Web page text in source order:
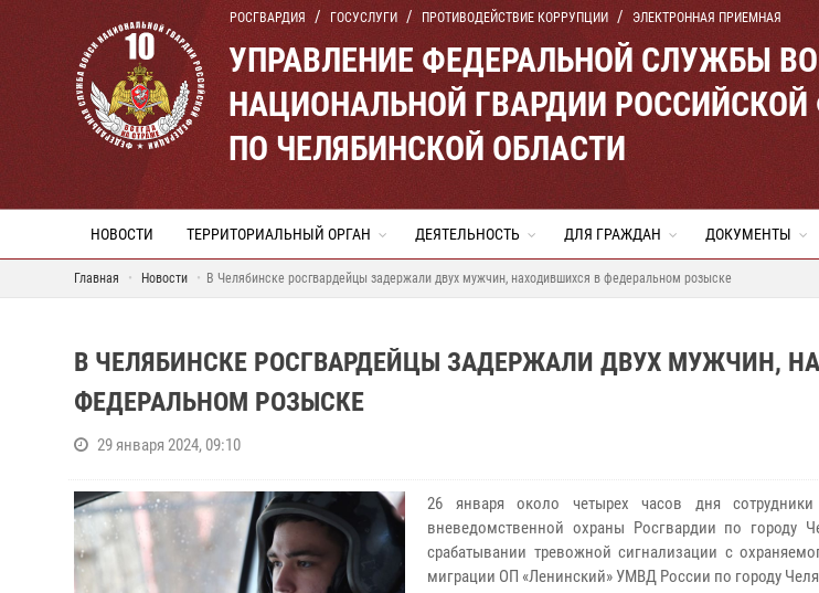
РОСГВАРДИЯ ГОСУСЛУГИ ПРОТИВОДЕЙСТВИЕ КОРРУПЦИИ ЭЛЕКТРОННАЯ ПРИЕМНАЯ
УПРАВЛЕНИЕ ФЕДЕРАЛЬНОЙ СЛУЖБЫ
НАЦИОНАЛЬНОЙ ГВАРДИИ
ПО ЧЕЛЯБИНСКОЙ ОБЛАСТИ
НОВОСТИ ТЕРРИТОРИАЛЬНЫЙ ОРГАН ДЕЯТЕЛЬНОСТЬ ДЛЯ ГРАЖДАН ДОКУМЕНТЫ
Главная Новости В Челябинске росгвардейцы задержали двух мужчин, находившихся в федеральном розыске
В ЧЕЛЯБИНСКЕ РОСГВАРДЕЙЦЫ ЗАДЕРЖАЛИ ДВУХ МУЖЧИН,
ФЕДЕРАЛЬНОМ РОЗЫСКЕ
29 января 2024, 09:10
26 января около четырех часов дня сотрудники
вневедомственной охраны Росгвардии по городу
срабатывании тревожной сигнализации с
миграции ОП «Ленинский» УМВД России по городу